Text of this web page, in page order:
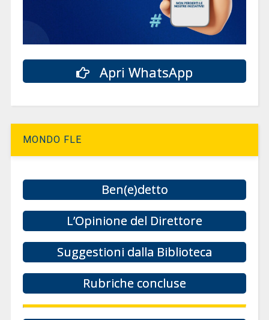
Apri WhatsApp
MONDO FLE
Ben(e)detto
L’Opinione del Direttore
Suggestioni dalla Biblioteca
Rubriche concluse